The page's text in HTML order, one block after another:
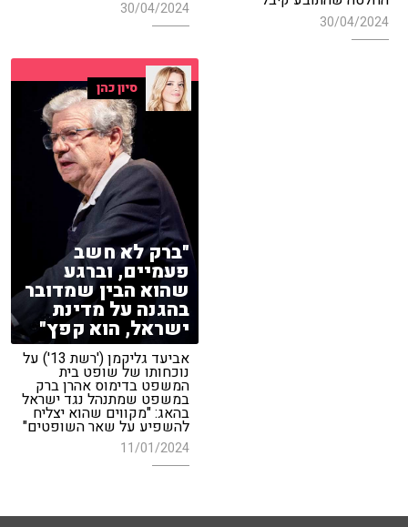
30/04/2024
30/04/2024
סיון כהן
"ברק לא חשב
פעמיים, וברגע
שהוא הבין שמדובר
בהגנה על מדינת
ישראל, הוא קפץ"
אביעד גליקמן ('רשת 13') על
נוכחותו של שופט בית
המשפט בדימוס אהרן ברק
במשפט שמתנהל נגד ישראל
בהאג: "מקווים שהוא יצליח
להשפיע על שאר השופטים"
11/01/2024